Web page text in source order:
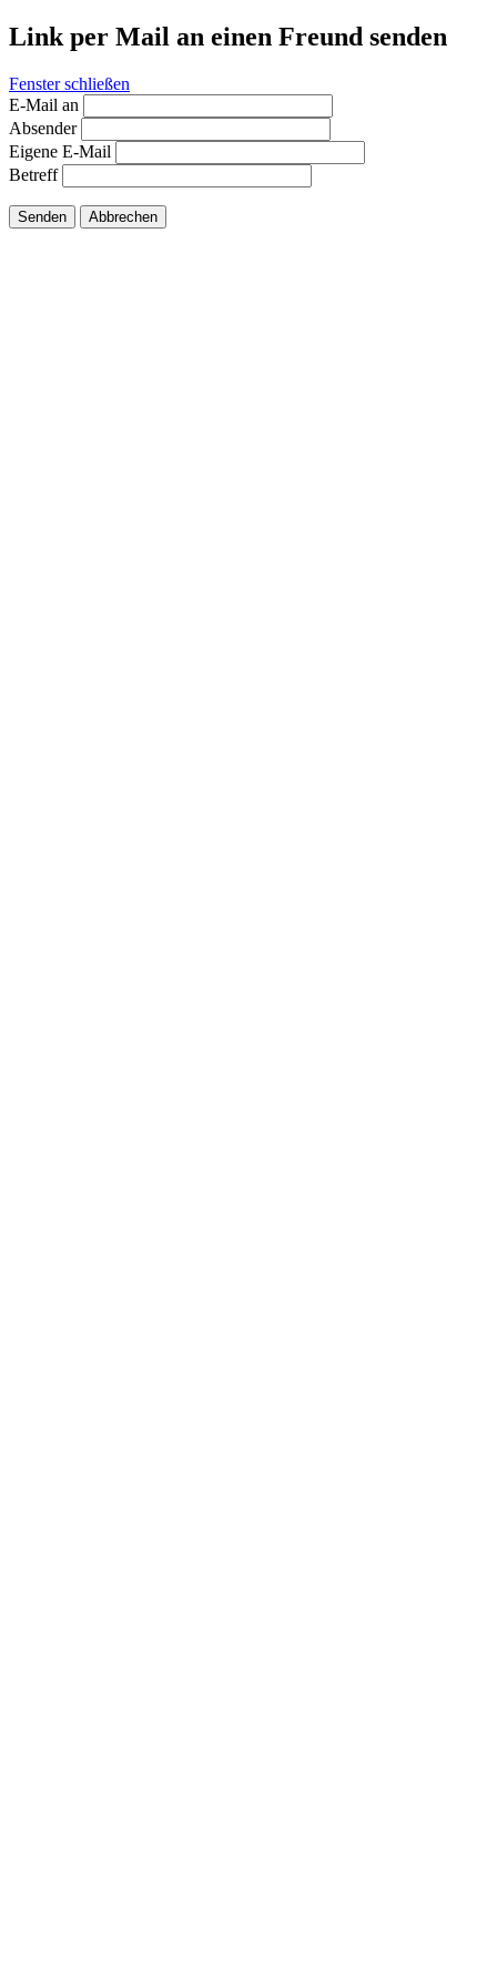
Link per Mail an einen Freund senden
Fenster schließen
E-Mail an
Absender
Eigene E-Mail
Betreff
Senden Abbrechen